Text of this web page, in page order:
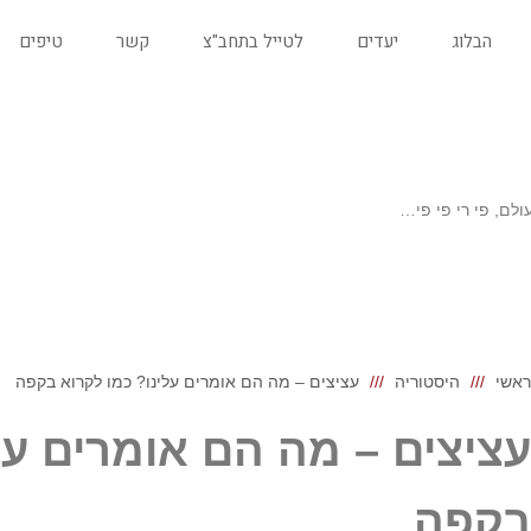
הבלוג יעדים לטייל בתחב"צ קשר טיפים
פי רי פי פי…
ראשי היסטוריה עציצים – מה הם אומרים עלינו? כמו לקרוא בקפה
עציצים – מה הם אומרים